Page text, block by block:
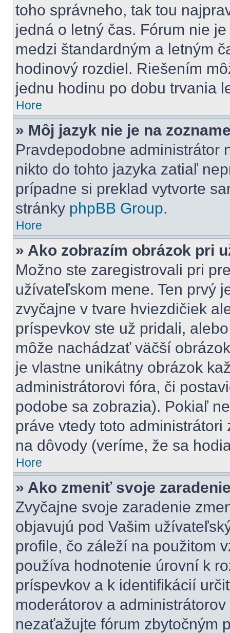
toho správneho, tak tou
jedná o letný čas. Fórum nie
medzi štandardným a letným
hodinový rozdiel. Riešením
jednu hodinu po dobu trvania
Hore
» Môj jazyk nie je na
Pravdepodobne administrátor
nikto do tohto jazyka zatiaľ
prípadne si preklad vytvorte
stránky phpBB Group.
Hore
» Ako zobrazím obrázok pri
Možno ste zaregistrovali pri
užívateľskom mene. Ten prvý
zvyčajne v tvare hviezdičiek
príspevkov ste už pridali,
môže nachádzať väčší
je vlastne unikátny obrázok
administrátorovi fóra, či
podobe sa zobrazia). Pokiaľ
práve vtedy toto
na dôvody (veríme, že sa
Hore
» Ako zmeniť svoje
Zvyčajne svoje zaradenie
objavujú pod Vašim
profile, čo záleží na použitom
používa hodnotenie úrovní k
príspevkov a k identifikácií
moderátorov a
nezaťažujte fórum zbytočným